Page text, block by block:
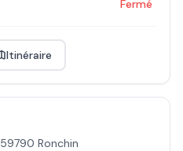
Fermé
Itinéraire
59790 Ronchin